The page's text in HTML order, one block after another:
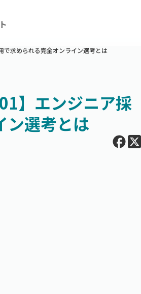
で求められる完全オンライン選考とは
】エンジニア採
ン選考とは